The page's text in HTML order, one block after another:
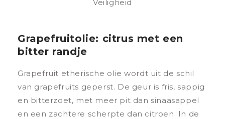
Veiligheid
Grapefruitolie: citrus met een
bitter randje
Grapefruit etherische olie wordt uit de schil
van grapefruits geperst. De geur is fris, sappig
en bitterzoet, met meer pit dan sinaasappel
en een zachtere scherpte dan citroen. In de